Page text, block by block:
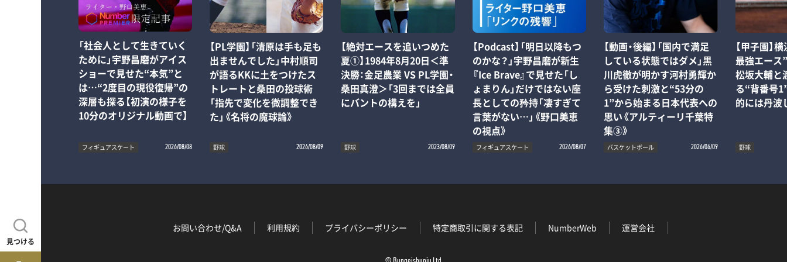
見つける
「社会人として生きていく
ために」宇野昌磨がアイス
ショーで見せた“本気”と
は…“2度目の現役復帰”の
深層も探る【初演の様子を
10分のオリジナル動画で】
フィギュアスケート 2026/08/08
【PL学園】「清原は手も足も
出ませんでした」中村順司
が語るKKに土をつけたス
トレートと桑田の投球術
「指先で変化を微調整でき
た」《名将の魔球論》
野球 2026/08/09
【絶対エースを追いつめた
夏①】1984年8月20日＜準
決勝：金足農業 VS PL学園・
桑田真澄＞「3回までは全員
にバントの構えを」
野球 2023/08/09
【Podcast】「明日以降もつ
のかな？」宇野昌磨が新生
『Ice Brave』で見せた「し
ょまりん」だけではない座
長としての矜持「凄すぎて
言葉がない…」《野口美恵
の視点》
フィギュアスケート 2026/08/07
【動画・後編】「国内で満足
している状態ではダメ」黒
川虎徹が明かす河村勇輝か
ら受けた刺激と“53分の
1”から始まる日本代表への
思い《アルティーリ千葉特
集③》
バスケットボール 2026/06/09
【甲子園】
最強エー
松坂大輔と
る“背番号
的には丹波
野球
お問い合わせ/Q&A 利用規約 プライバシーポリシー 特定商取引に関する表記 NumberWeb 運営会社